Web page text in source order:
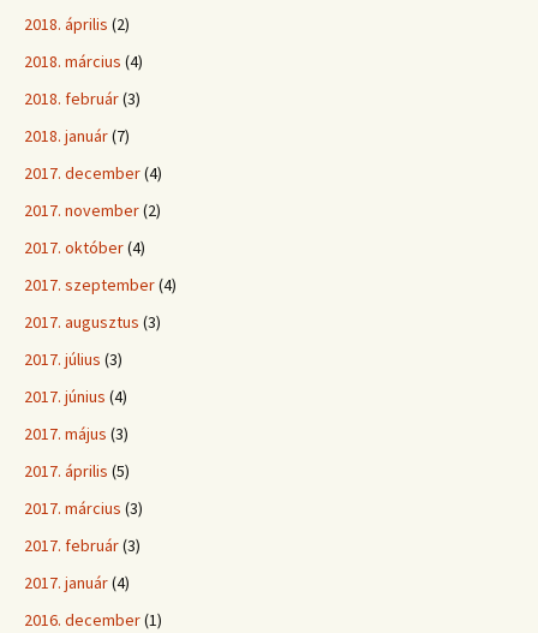
2018. április (2)
2018. március (4)
2018. február(3)
2018. január(7)
2017. december(4)
2017. november(2)
2017. október(4)
2017. szeptember(4)
2017. augusztus (3)
2017. július (3)
2017. június (4)
2017. május (3)
2017. április (5)
2017. március (3)
2017. február(3)
2017. január(4)
2016. december(1)